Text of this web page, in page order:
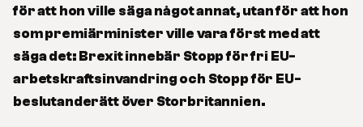
för att hon ville säga något annat, utan för att hon
som premiärminister ville vara först med att
säga det: Brexit innebär Stopp för fri EU-
arbetskraftsinvandring och Stopp för EU-
beslutanderätt över Storbritannien.